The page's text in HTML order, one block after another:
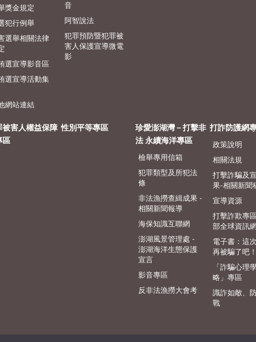
獎金規定
犯行例舉
選舉相關法律
選宣導影音區
選宣導活動集
網站連結
音
阿智說法
犯罪預防暨犯罪被
害人保護宣導微電
影
被害人權益保障
區
性別平等專區
珍愛澎湖灣－打擊非
法 永續海洋專區
檢舉專用信箱
犯罪類型及所犯法
條
非法漁撈查緝成果 -
相關新聞報導
海保知識互聯網
澎湖風景管理處 -
澎湖海洋生態保護
宣言
影音專區
反非法漁撈大會考
打詐防護網
政策說明
相關法規
打擊詐騙及
果-相關新聞
宣導資源
打擊詐欺專
部全球資訊網
電子書：這
再被騙了吧
「詐騙心理
略」專區
識詐如敵、
戰